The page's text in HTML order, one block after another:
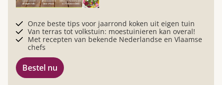
Onze beste tips voor jaarrond koken uit eigen tuin
Van terras tot volkstuin: moestuinieren kan overal!
Met recepten van bekende Nederlandse en Vlaamse
chefs
Bestel nu